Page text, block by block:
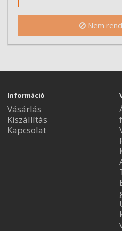
Nem
Információ
Vásárlás
Kiszállítás
Kapcsolat